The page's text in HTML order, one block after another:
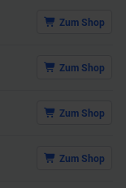
Zum Shop
Zum Shop
Zum Shop
Zum Shop